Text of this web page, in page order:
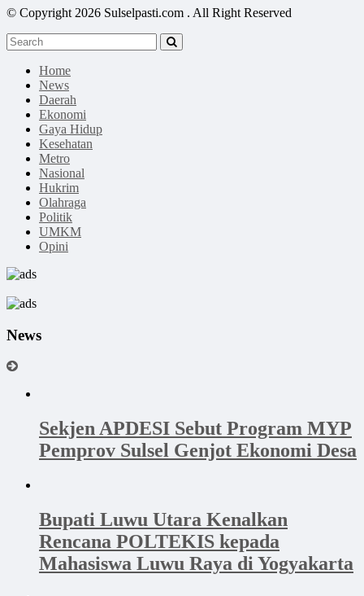
© Copyright 2026 Sulselpasti.com . All Right Reserved
Home
News
Daerah
Ekonomi
Gaya Hidup
Kesehatan
Metro
Nasional
Hukrim
Olahraga
Politik
UMKM
Opini
News
Sekjen APDESI Sebut Program MYP
Pemprov Sulsel Genjot Ekonomi Desa
Bupati Luwu Utara Kenalkan
Rencana POLTEKIS kepada
Mahasiswa Luwu Raya di Yogyakarta